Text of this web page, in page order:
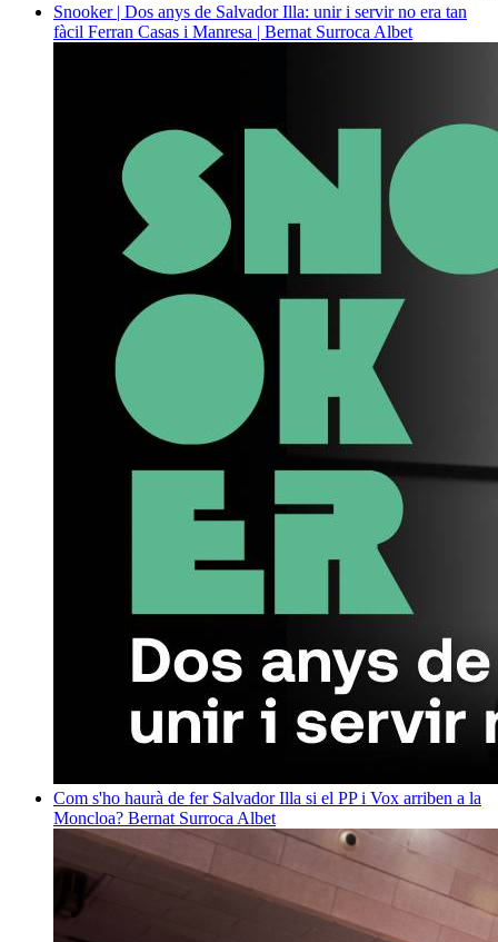
Snooker | Dos anys de Salvador Illa: unir i servir no era tan
fàcil Ferran Casas i Manresa | Bernat Surroca Albet
Com s'ho haurà de fer Salvador Illa si el PP i Vox arriben a la
Moncloa? Bernat Surroca Albet